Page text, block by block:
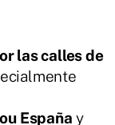
las calles de
España y